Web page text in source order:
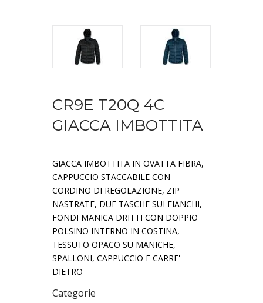
CR9E T20Q 4C
GIACCA IMBOTTITA
GIACCA IMBOTTITA IN OVATTA FIBRA,
CAPPUCCIO STACCABILE CON
CORDINO DI REGOLAZIONE, ZIP
NASTRATE, DUE TASCHE SUI FIANCHI,
FONDI MANICA DRITTI CON DOPPIO
POLSINO INTERNO IN COSTINA,
TESSUTO OPACO SU MANICHE,
SPALLONI, CAPPUCCIO E CARRE'
DIETRO
Categorie